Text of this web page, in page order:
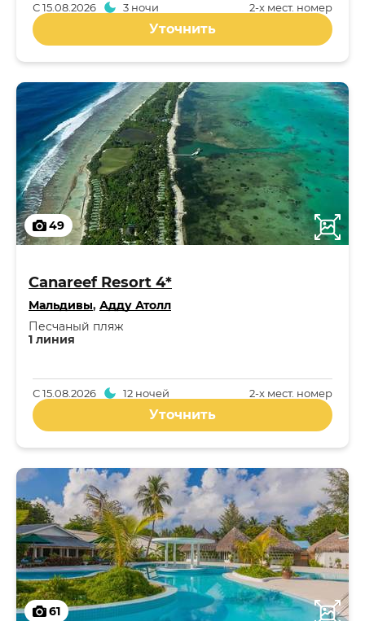
2-x мест. номер
С15.08.2026 3 ночи
Уточнить
49
Canareef Resort 4*
Мальдивы, Адду Атолл
1 линия
Песчаный пляж
2-x мест. номер
С15.08.2026 12 ночей
Уточнить
61